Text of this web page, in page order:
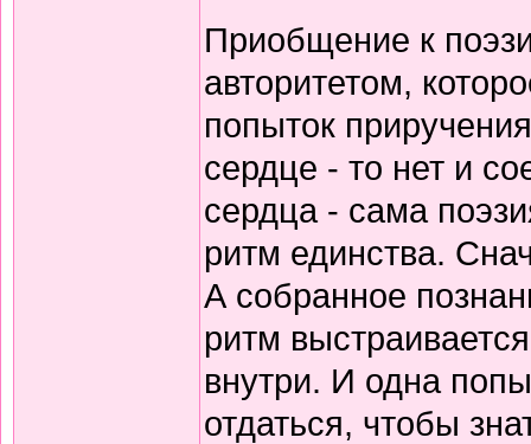
Приобщение к
авторитетом,
попыток
сердце - то нет и
сердца - сама
ритм единства.
А собранное
ритм
внутри. И одна
отдаться, чтобы